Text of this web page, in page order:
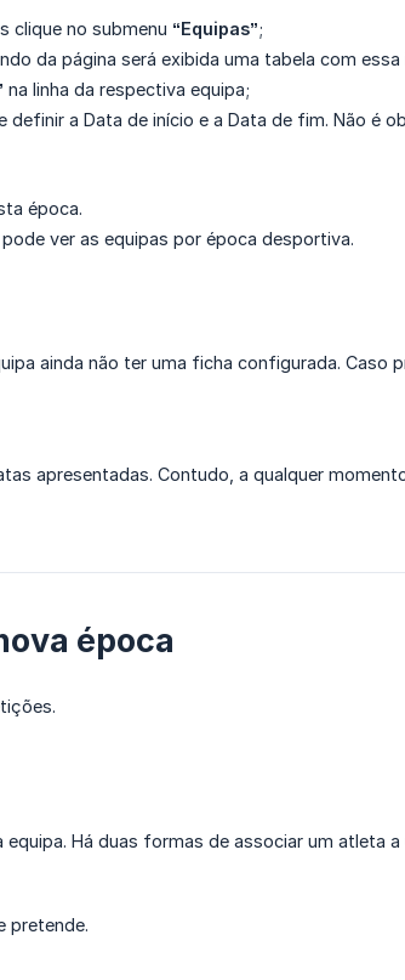
clique no submenu “Equipas”;
da página será exibida uma tabela com
na linha da respectiva equipa;
a Data de início e a Data de fim. Não é
época.
ver as equipas por época desportiva.
ainda não ter uma ficha configurada. Caso
apresentadas. Contudo, a qualquer
época
Há duas formas de associar um atleta
pretende.